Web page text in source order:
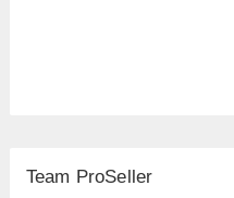
Team ProSeller